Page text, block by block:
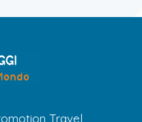
Travel